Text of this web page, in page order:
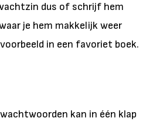
dus of schrijf hem
je hem makkelijk weer
in een favoriet boek.
kan in één klap